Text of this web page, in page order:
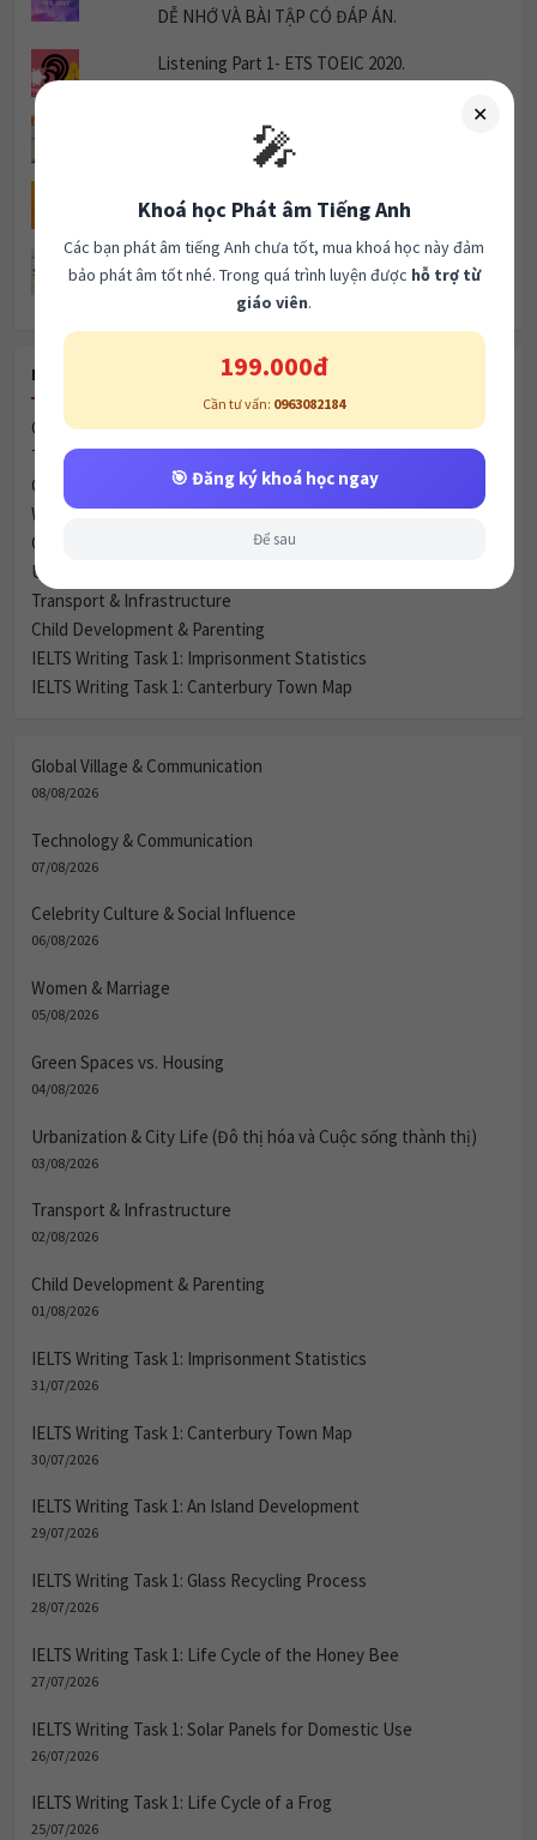
DỄ NHỚ VÀ BÀI TẬP CÓ ĐÁP ÁN.
Listening Part 1- ETS TOEIC 2020.
LISTENING CAM 19 TEST 3
Unit 9 Friendship Listening 1
The Development of the Lightbulb
RECENT POSTS
Global Village & Communication
Technology & Communication
Celebrity Culture & Social Influence
Women & Marriage
Green Spaces vs. Housing
Urbanization & City Life (Đô thị hóa và Cuộc sống thành thị)
Transport & Infrastructure
Child Development & Parenting
IELTS Writing Task 1: Imprisonment Statistics
IELTS Writing Task 1: Canterbury Town Map
Global Village & Communication
08/08/2026
Technology & Communication
07/08/2026
Celebrity Culture & Social Influence
06/08/2026
Women & Marriage
05/08/2026
Green Spaces vs. Housing
04/08/2026
Urbanization & City Life (Đô thị hóa và Cuộc sống thành thị)
03/08/2026
Transport & Infrastructure
02/08/2026
Child Development & Parenting
01/08/2026
IELTS Writing Task 1: Imprisonment Statistics
31/07/2026
IELTS Writing Task 1: Canterbury Town Map
30/07/2026
IELTS Writing Task 1: An Island Development
29/07/2026
IELTS Writing Task 1: Glass Recycling Process
28/07/2026
IELTS Writing Task 1: Life Cycle of the Honey Bee
27/07/2026
IELTS Writing Task 1: Solar Panels for Domestic Use
26/07/2026
IELTS Writing Task 1: Life Cycle of a Frog
25/07/2026
🎤
Các bạn phát âm tiếng Anh chưa tốt, mua khoá học này đảm
bảo phát âm tốt nhé. Trong quá trình luyện đượchỗ trợ từ
giáo viên.